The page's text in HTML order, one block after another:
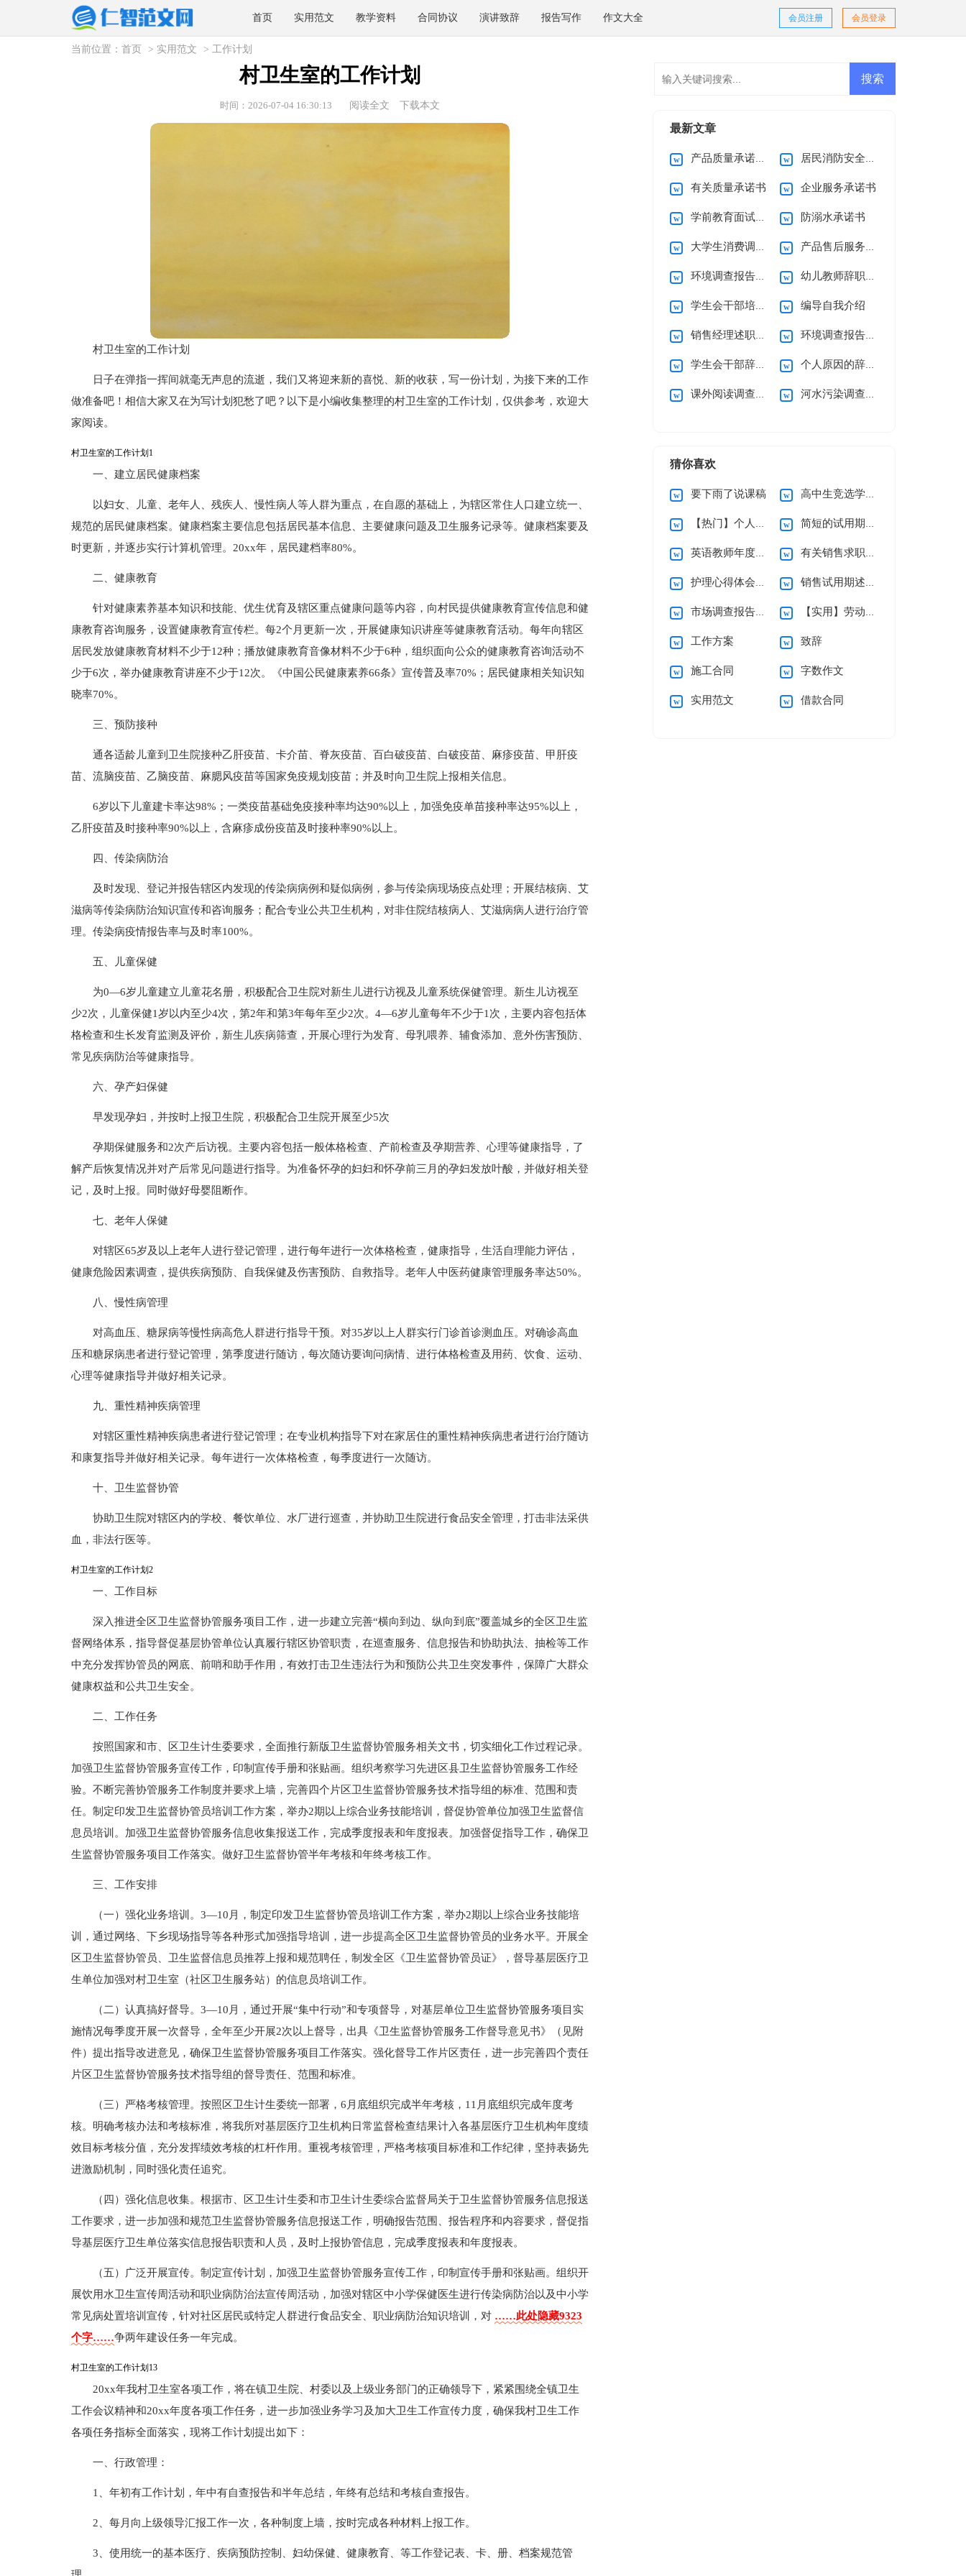
首页 实用范文 教学资料 合同协议 演讲致辞 报告写作 作文大全 会员登录
会员注册
当前位置： 首页 > 实用范文 > 工作计划
村卫生室的工作计划
时间：2026-07-04 16:30:13 阅读全文 下载本文
村卫生室的工作计划
日子在弹指一挥间就毫无声息的流逝，我们又将迎来新的喜悦、新的收获，写一份计划，为接下来的工作
做准备吧！相信大家又在为写计划犯愁了吧？以下是小编收集整理的村卫生室的工作计划，仅供参考，欢迎大
家阅读。
村卫生室的工作计划1
一、建立居民健康档案
以妇女、儿童、老年人、残疾人、慢性病人等人群为重点，在自愿的基础上，为辖区常住人口建立统一、
规范的居民健康档案。健康档案主要信息包括居民基本信息、主要健康问题及卫生服务记录等。健康档案要及
时更新，并逐步实行计算机管理。20xx年，居民建档率80%。
二、健康教育
针对健康素养基本知识和技能、优生优育及辖区重点健康问题等内容，向村民提供健康教育宣传信息和健
康教育咨询服务，设置健康教育宣传栏。每2个月更新一次，开展健康知识讲座等健康教育活动。每年向辖区
居民发放健康教育材料不少于12种；播放健康教育音像材料不少于6种，组织面向公众的健康教育咨询活动不
少于6次，举办健康教育讲座不少于12次。《中国公民健康素养66条》宣传普及率70%；居民健康相关知识知
晓率70%。
三、预防接种
通各适龄儿童到卫生院接种乙肝疫苗、卡介苗、脊灰疫苗、百白破疫苗、白破疫苗、麻疹疫苗、甲肝疫
苗、流脑疫苗、乙脑疫苗、麻腮风疫苗等国家免疫规划疫苗；并及时向卫生院上报相关信息。
6岁以下儿童建卡率达98%；一类疫苗基础免疫接种率均达90%以上，加强免疫单苗接种率达95%以上，
乙肝疫苗及时接种率90%以上，含麻疹成份疫苗及时接种率90%以上。
四、传染病防治
及时发现、登记并报告辖区内发现的传染病病例和疑似病例，参与传染病现场疫点处理；开展结核病、艾
滋病等传染病防治知识宣传和咨询服务；配合专业公共卫生机构，对非住院结核病人、艾滋病病人进行治疗管
理。传染病疫情报告率与及时率100%。
五、儿童保健
为0—6岁儿童建立儿童花名册，积极配合卫生院对新生儿进行访视及儿童系统保健管理。新生儿访视至
少2次，儿童保健1岁以内至少4次，第2年和第3年每年至少2次。4—6岁儿童每年不少于1次，主要内容包括体
格检查和生长发育监测及评价，新生儿疾病筛查，开展心理行为发育、母乳喂养、辅食添加、意外伤害预防、
常见疾病防治等健康指导。
六、孕产妇保健
早发现孕妇，并按时上报卫生院，积极配合卫生院开展至少5次
孕期保健服务和2次产后访视。主要内容包括一般体格检查、产前检查及孕期营养、心理等健康指导，了
解产后恢复情况并对产后常见问题进行指导。为准备怀孕的妇妇和怀孕前三月的孕妇发放叶酸，并做好相关登
记，及时上报。同时做好母婴阻断作。
七、老年人保健
对辖区65岁及以上老年人进行登记管理，进行每年进行一次体格检查，健康指导，生活自理能力评估，
健康危险因素调查，提供疾病预防、自我保健及伤害预防、自救指导。老年人中医药健康管理服务率达50%。
八、慢性病管理
对高血压、糖尿病等慢性病高危人群进行指导干预。对35岁以上人群实行门诊首诊测血压。对确诊高血
压和糖尿病患者进行登记管理，第季度进行随访，每次随访要询问病情、进行体格检查及用药、饮食、运动、
心理等健康指导并做好相关记录。
九、重性精神疾病管理
对辖区重性精神疾病患者进行登记管理；在专业机构指导下对在家居住的重性精神疾病患者进行治疗随访
和康复指导并做好相关记录。每年进行一次体格检查，每季度进行一次随访。
十、卫生监督协管
协助卫生院对辖区内的学校、餐饮单位、水厂进行巡查，并协助卫生院进行食品安全管理，打击非法采供
血，非法行医等。
村卫生室的工作计划2
一、工作目标
深入推进全区卫生监督协管服务项目工作，进一步建立完善“横向到边、纵向到底”覆盖城乡的全区卫生监
督网络体系，指导督促基层协管单位认真履行辖区协管职责，在巡查服务、信息报告和协助执法、抽检等工作
中充分发挥协管员的网底、前哨和助手作用，有效打击卫生违法行为和预防公共卫生突发事件，保障广大群众
健康权益和公共卫生安全。
二、工作任务
按照国家和市、区卫生计生委要求，全面推行新版卫生监督协管服务相关文书，切实细化工作过程记录。
加强卫生监督协管服务宣传工作，印制宣传手册和张贴画。组织考察学习先进区县卫生监督协管服务工作经
验。不断完善协管服务工作制度并要求上墙，完善四个片区卫生监督协管服务技术指导组的标准、范围和责
任。制定印发卫生监督协管员培训工作方案，举办2期以上综合业务技能培训，督促协管单位加强卫生监督信
息员培训。加强卫生监督协管服务信息收集报送工作，完成季度报表和年度报表。加强督促指导工作，确保卫
生监督协管服务项目工作落实。做好卫生监督协管半年考核和年终考核工作。
三、工作安排
（一）强化业务培训。3—10月，制定印发卫生监督协管员培训工作方案，举办2期以上综合业务技能培
训，通过网络、下乡现场指导等各种形式加强指导培训，进一步提高全区卫生监督协管员的业务水平。开展全
区卫生监督协管员、卫生监督信息员推荐上报和规范聘任，制发全区《卫生监督协管员证》，督导基层医疗卫
生单位加强对村卫生室（社区卫生服务站）的信息员培训工作。
（二）认真搞好督导。3—10月，通过开展“集中行动”和专项督导，对基层单位卫生监督协管服务项目实
施情况每季度开展一次督导，全年至少开展2次以上督导，出具《卫生监督协管服务工作督导意见书》（见附
件）提出指导改进意见，确保卫生监督协管服务项目工作落实。强化督导工作片区责任，进一步完善四个责任
片区卫生监督协管服务技术指导组的督导责任、范围和标准。
（三）严格考核管理。按照区卫生计生委统一部署，6月底组织完成半年考核，11月底组织完成年度考
核。明确考核办法和考核标准，将我所对基层医疗卫生机构日常监督检查结果计入各基层医疗卫生机构年度绩
效目标考核分值，充分发挥绩效考核的杠杆作用。重视考核管理，严格考核项目标准和工作纪律，坚持表扬先
进激励机制，同时强化责任追究。
（四）强化信息收集。根据市、区卫生计生委和市卫生计生委综合监督局关于卫生监督协管服务信息报送
工作要求，进一步加强和规范卫生监督协管服务信息报送工作，明确报告范围、报告程序和内容要求，督促指
导基层医疗卫生单位落实信息报告职责和人员，及时上报协管信息，完成季度报表和年度报表。
（五）广泛开展宣传。制定宣传计划，加强卫生监督协管服务宣传工作，印制宣传手册和张贴画。组织开
展饮用水卫生宣传周活动和职业病防治法宣传周活动，加强对辖区中小学保健医生进行传染病防治以及中小学
常见病处置培训宣传，针对社区居民或特定人群进行食品安全、职业病防治知识培训，对 ……此处隐藏9323
个字……争两年建设任务一年完成。
村卫生室的工作计划13
20xx年我村卫生室各项工作，将在镇卫生院、村委以及上级业务部门的正确领导下，紧紧围绕全镇卫生
工作会议精神和20xx年度各项工作任务，进一步加强业务学习及加大卫生工作宣传力度，确保我村卫生工作
各项任务指标全面落实，现将工作计划提出如下：
一、行政管理：
1、年初有工作计划，年中有自查报告和半年总结，年终有总结和考核自查报告。
2、每月向上级领导汇报工作一次，各种制度上墙，按时完成各种材料上报工作。
3、使用统一的基本医疗、疾病预防控制、妇幼保健、健康教育、等工作登记表、卡、册、档案规范管
最新文章
产品质量承诺书15篇 居民消防安全的承诺书
有关质量承诺书 企业服务承诺书
学前教育面试自我介绍 防溺水承诺书
大学生消费调查报告 产品售后服务承诺书(15篇)
环境调查报告(集合15篇) 幼儿教师辞职信15篇
学生会干部培训心得体会 编导自我介绍
销售经理述职报告 环境调查报告(通用15篇)
学生会干部辞职申请书 个人原因的辞职信
课外阅读调查报告15篇 河水污染调查报告
猜你喜欢
要下雨了说课稿 高中生竞选学习委员演讲稿
【热门】个人辞职申请书 简短的试用期辞职报告3篇
英语教师年度述职报告 有关销售求职信集合九篇
护理心得体会（通用5篇） 销售试用期述职报告
市场调查报告通用15篇 【实用】劳动合同模板锦集六篇
工作方案 致辞
施工合同 字数作文
实用范文 借款合同